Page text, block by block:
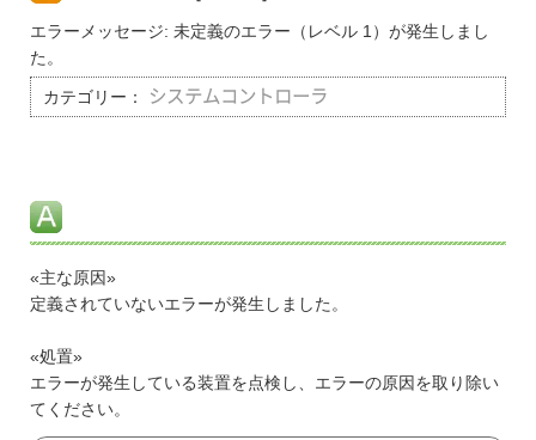
エラーメッセージ: 未定義のエラー（レベル 1）が発生しまし
た。
カテゴリー： システムコントローラ
«主な原因»
定義されていないエラーが発生しました。
«処置»
エラーが発生している装置を点検し、エラーの原因を取り除い
てください。